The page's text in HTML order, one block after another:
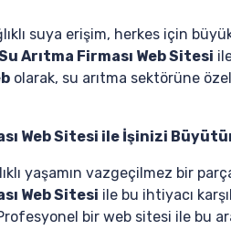
suya erişim, herkes için
Arıtma Firması Web Sitesi
olarak, su arıtma sektörüne
Web Sitesi ile İşinizi
yaşamın vazgeçilmez bir
Web Sitesi ile bu ihtiyacı
bir web sitesi ile bu